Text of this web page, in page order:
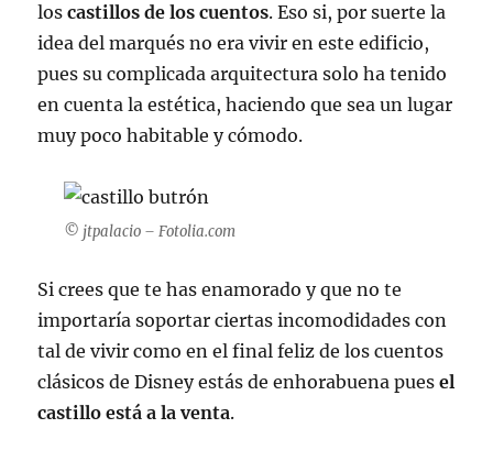
loscastillos de los cuentos. Eso si, por suerte la
idea del marqués no era vivir en este edificio,
pues su complicada arquitectura solo ha tenido
en cuenta la estética, haciendo que sea un lugar
muy poco habitable y cómodo.
© jtpalacio – Fotolia.com
Si crees que te has enamorado y que no te
importaría soportar ciertas incomodidades con
tal de vivir como en el final feliz de los cuentos
clásicos de Disney estás de enhorabuena puesel
castillo está a la venta.